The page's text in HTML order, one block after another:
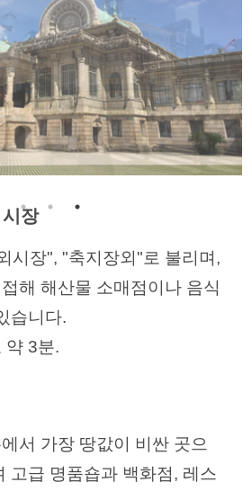
장
시장", "축지장외"로 불리며,
해 해산물 소매점이나 음식
습니다.
약 3분.
서 가장 땅값이 비싼 곳으
고급 명품숍과 백화점, 레스